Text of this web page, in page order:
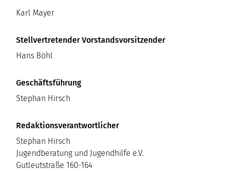
Karl Mayer
Stellvertretender Vorstandsvorsitzender
Hans Böhl
Geschäftsführung
Stephan Hirsch
Redaktionsverantwortlicher
Stephan Hirsch
Jugendberatung und Jugendhilfe e.V.
Gutleutstraße 160-164